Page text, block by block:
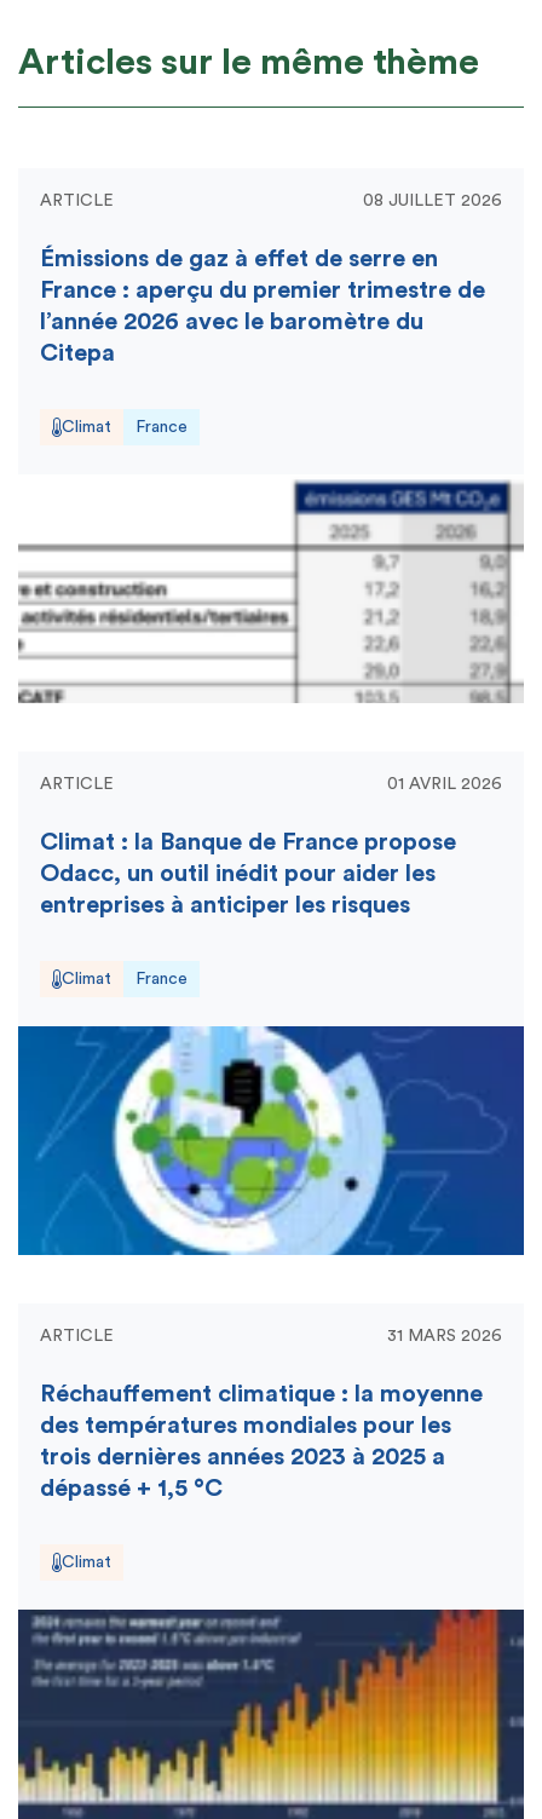
Articles sur le même thème
ARTICLE 08 JUILLET 2026
Émissions de gaz à effet de serre en
France : aperçu du premier trimestre de
l’année 2026 avec le baromètre du
Citepa
Climat France
ARTICLE 01 AVRIL 2026
Climat : la Banque de France propose
Odacc, un outil inédit pour aider les
entreprises à anticiper les risques
Climat France
ARTICLE 31 MARS 2026
Réchauffement climatique : la moyenne
des températures mondiales pour les
trois dernières années 2023 à 2025 a
dépassé + 1,5 °C
Climat